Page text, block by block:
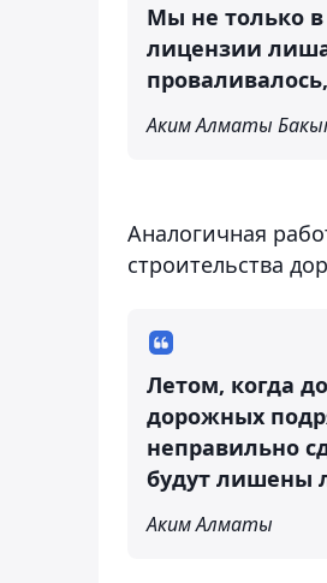
Мы не только в
лицензии
Аким Алматы
Аналогичная
строительства
Летом, когда
дорожных
неправильно
будут лишены
Аким Алматы